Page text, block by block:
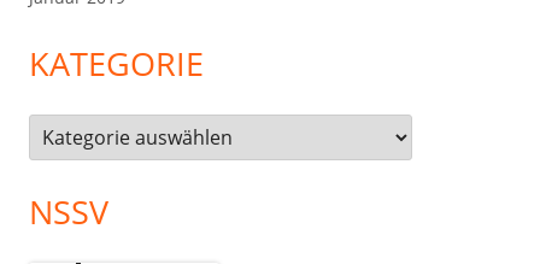
KATEGORIE
Kategorie
NSSV